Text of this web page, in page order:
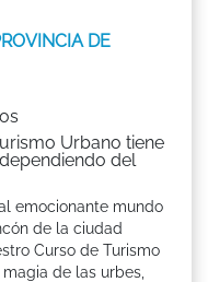
DE
Urbano tiene
del
emocionante mundo
de la ciudad
Curso de Turismo
de las urbes,